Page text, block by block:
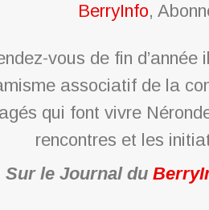
BerryInfo,
vous de fin
associatif de la
qui font vivre
rencontres et les
Sur le Journal du